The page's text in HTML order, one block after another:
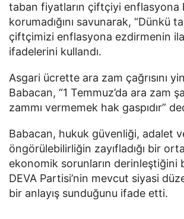
taban fiyatların çiftçiyi enflasyona
korumadığını savunarak, “Dünkü
çiftçimizi enflasyona ezdirmenin
ifadelerini kullandı.
Asgari ücrette ara zam çağrısını
Babacan, “1 Temmuz’da ara zam
zammı vermemek hak gaspıdır”
Babacan, hukuk güvenliği, adalet
öngörülebilirliğin zayıfladığı bir
ekonomik sorunların derinleştiğini
DEVA Partisi’nin mevcut siyasi
bir anlayış sunduğunu ifade etti.